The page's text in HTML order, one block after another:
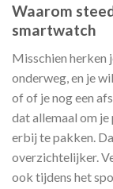
Waarom
smartwatch
Misschien herken
onderweg, en je
of of je nog een
dat allemaal om
erbij te pakken.
overzichtelijker.
ook tijdens het